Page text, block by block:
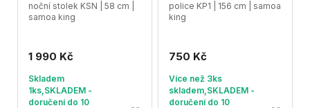
noční stolek KSN | 58 cm |
samoa king
1 990 Kč
Skladem
1ks,SKLADEM -
doručení do 10
police KP1 | 156 cm | samoa
king
750 Kč
Více než 3ks
skladem,SKLADEM -
doručení do 10